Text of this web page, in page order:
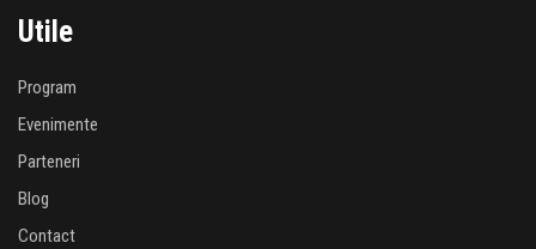
Utile
Program
Evenimente
Parteneri
Blog
Contact